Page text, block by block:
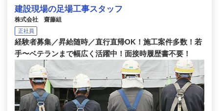
建設現場の足場工事スタッフ
株式会社 齋藤組
正社員
経験者募集／昇給随時／直行直帰OK！施工案件多数！若
手〜ベテランまで幅広く活躍中！面接時履歴書不要！